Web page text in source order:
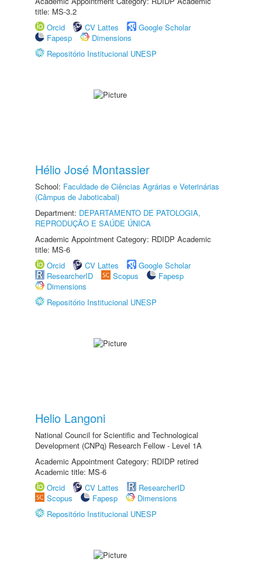
title: MS-3.2
Orcid
CV Lattes
Google Scholar
Fapesp
Dimensions
Repositório Institucional UNESP
Hélio José Montassier
School: Faculdade de Ciências Agrárias e Veterinárias
(Câmpus de Jaboticabal)
Department: DEPARTAMENTO DE PATOLOGIA,
REPRODUÇÃO E SAÚDE ÚNICA
Academic Appointment Category: RDIDP Academic
title: MS-6
Orcid
CV Lattes
Google Scholar
ResearcherID
Scopus
Fapesp
Dimensions
Repositório Institucional UNESP
Helio Langoni
National Council for Scientific and Technological
Development (CNPq) Research Fellow - Level 1A
Academic Appointment Category: RDIDP retired
Academic title: MS-6
Orcid
CV Lattes
ResearcherID
Scopus
Fapesp
Dimensions
Repositório Institucional UNESP